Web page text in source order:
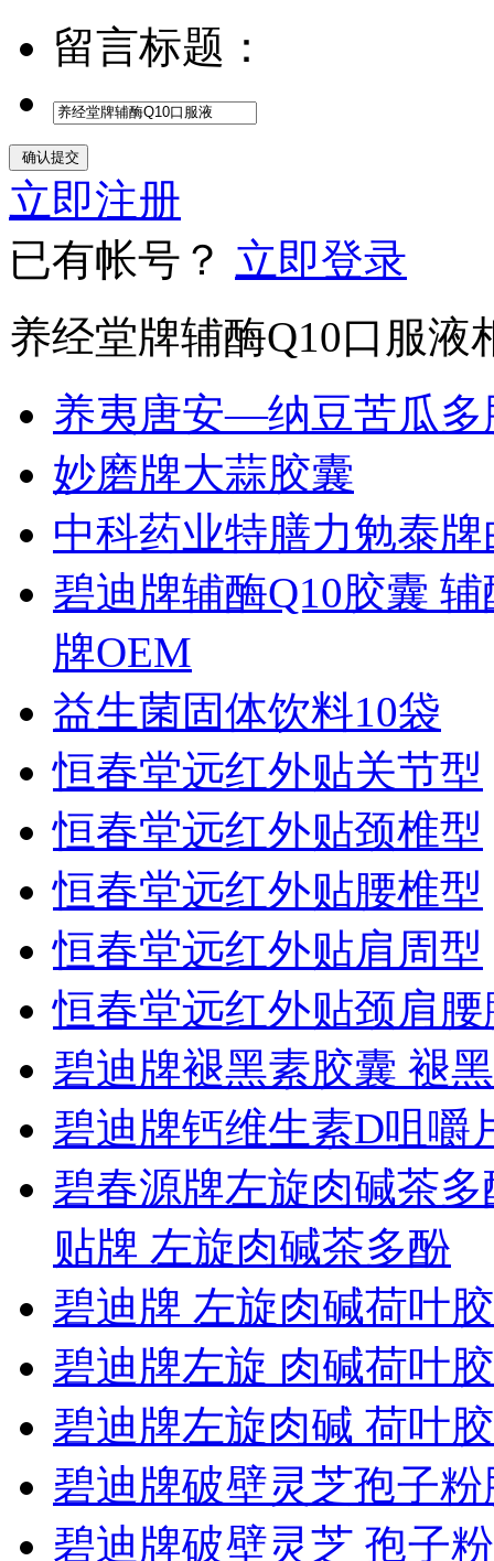
留言标题：
立即注册
已有帐号？ 立即登录
养经堂牌辅酶Q10口服液
养夷唐安—纳豆苦瓜多
妙磨牌大蒜胶囊
中科药业特膳力勉泰
碧迪牌辅酶Q10胶囊
牌OEM
益生菌固体饮料10袋
恒春堂远红外贴关节型
恒春堂远红外贴颈椎型
恒春堂远红外贴腰椎型
恒春堂远红外贴肩周型
恒春堂远红外贴颈肩腰
碧迪牌褪黑素胶囊 褪
碧迪牌钙维生素D咀嚼
碧春源牌左旋肉碱茶
贴牌 左旋肉碱茶多酚
碧迪牌 左旋肉碱荷叶
碧迪牌左旋 肉碱荷叶
碧迪牌左旋肉碱 荷叶
碧迪牌破壁灵芝孢子粉
碧迪牌破壁灵芝 孢子